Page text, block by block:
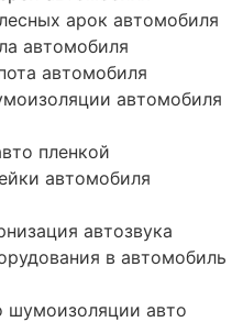
арок автомобиля
автомобиля
автомобиля
автомобиля
пленкой
автомобиля
автозвука
в автомобиль
авто